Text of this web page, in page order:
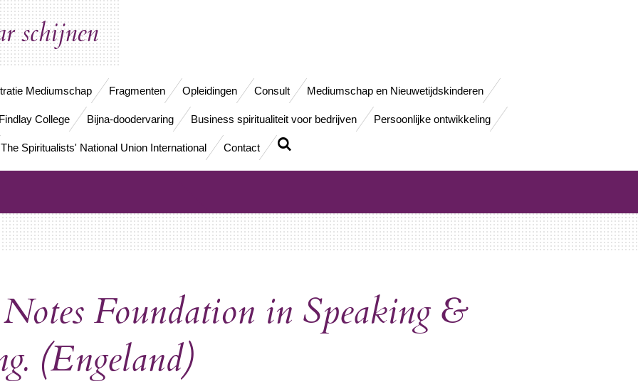
schijnen
Mediumschap Fragmenten Opleidingen Consult Mediumschap en Nieuwetijdskinderen
College Bijna-doodervaring Business spiritualiteit voor bedrijven Persoonlijke ontwikkeling
The Spiritualists' National Union International Contact
Foundation in Speaking &
(Engeland)